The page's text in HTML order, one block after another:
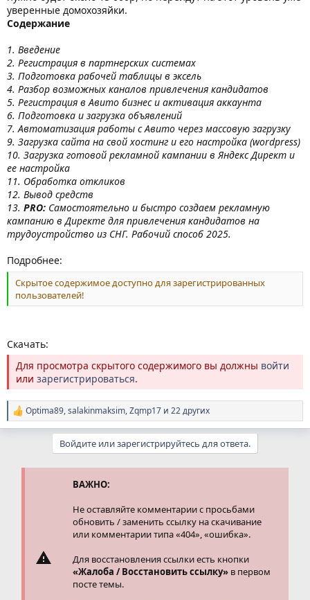
уверенные домохозяйки.
Содержание
1. Введение
2. Регистрация в партнерских системах
3. Подготовка рабочей таблицы в эксель
4. Разбор возможных каналов привлечения кандидатов
5. Регистрация в Авито бизнес и активация аккаунта
6. Подготовка и загрузка объявлений
7. Автоматизация работы с Авито через массовую загрузку
9. Загрузка сайта на свой хостинг и его настройка (wordpress)
10. Загрузка готовой рекламной кампании в Яндекс Директ и
ее настройка
11. Обработка откликов
12. Вывод средств
13. PRO: Самостоятельно и быстро создаем рекламную
кампанию в Директе для привлечения кандидатов на
трудоустройство из СНГ. Рабочий способ 2025.
Подробнее:
Скрытое содержимое доступно для зарегистрированных
пользователей!
Скачать:
Для просмотра скрытого содержимого вы должны войти
или зарегистрироваться.
Р
е
Optima89,salakinmaksim,Zqmp17 и 22 других
Войдите или зарегистрируйтесь для ответа.
ВАЖНО:
Не оставляйте комментарии с просьбами
обновить / заменить ссылку на скачивание
или комментарии типа «404», «ошибка».
Для восстановления ссылки есть кнопки
«Жалоба / Восстановить ссылку» в первом
посте темы.